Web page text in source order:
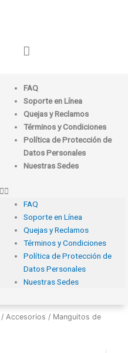
W
h
t
s
a
p
p
FAQ
Soporte en Línea
Quejas y Reclamos
Términos y Condiciones
Política de Protección de
Datos Personales
Nuestras Sedes
FAQ
Soporte en Línea
Quejas y Reclamos
Términos y Condiciones
Política de Protección de
Datos Personales
Nuestras Sedes
/ Accesorios / Manguitos de